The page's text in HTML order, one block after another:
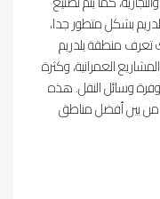
بشكل متطور جدا،
تعرف منطقة يلدريم
العمرانية، وكثرة
ووفرة وسائل النقل. هذه
من بين أفضل مناطق